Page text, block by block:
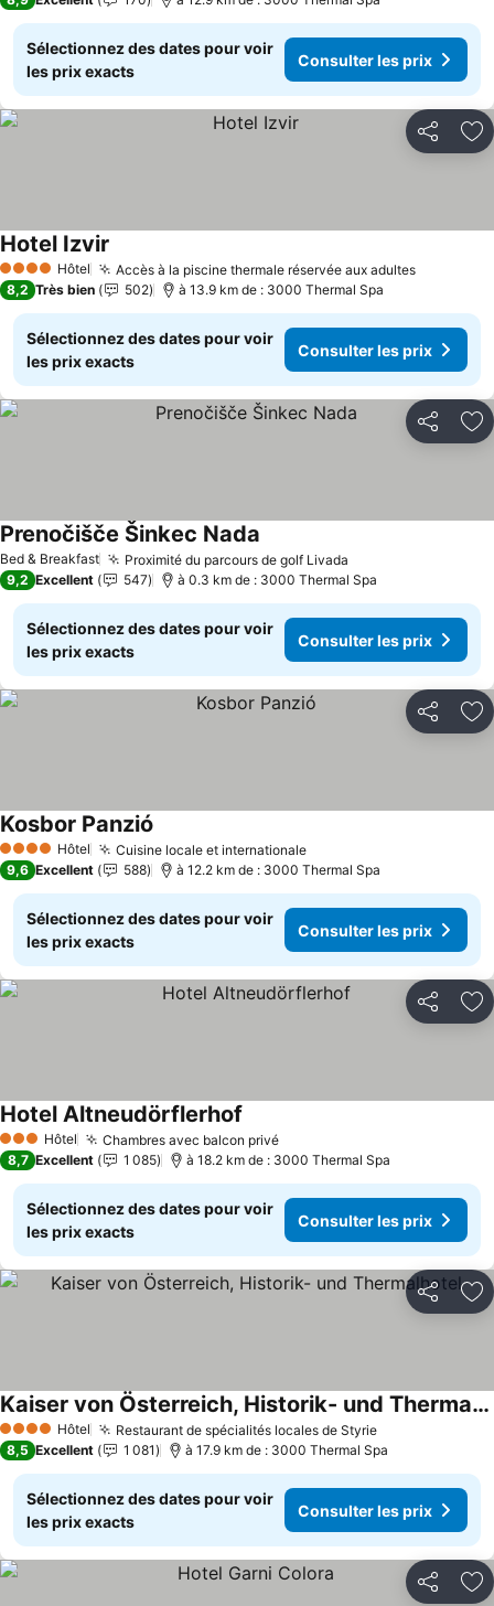
Sélectionnez des dates pour voir
les prix exacts
Consulter les prix
Partager
4 Étoiles Hôtel Accès à la piscine thermale réservée aux adultes
Hotel Izvir
8,2 Très bien 502 à 13.9 km de : 3000 Thermal Spa
Sélectionnez des dates pour voir
les prix exacts
Consulter les prix
Partager
Bed & Breakfast Proximité du parcours de golf Livada
Prenočišče Šinkec Nada
9,2 Excellent 547 à 0.3 km de : 3000 Thermal Spa
Sélectionnez des dates pour voir
les prix exacts
Consulter les prix
Partager
4 Étoiles Hôtel Cuisine locale et internationaleConsulter les prix
Kosbor Panzió
9,6 Excellent 588 à 12.2 km de : 3000 Thermal Spa
Sélectionnez des dates pour voir
les prix exacts
Consulter les prix
Partager
3 ÉtoilesHôtel Chambres avec balcon privéConsulter les prix
Hotel Altneudörflerhof
8,7 Excellent 1 085 à 18.2 km de : 3000 Thermal Spa
Sélectionnez des dates pour voir
les prix exacts
Consulter les prix
Partager
4 Étoiles Hôtel Restaurant de spécialités locales de StyrieConsulter les
Kaiser von Österreich, Historik- und Thermalhotel
Consulter les prix
8,5 Excellent 1 081 à 17.9 km de : 3000 Thermal Spa
Sélectionnez des dates pour voir
les prix exacts
Consulter les prix
Partager